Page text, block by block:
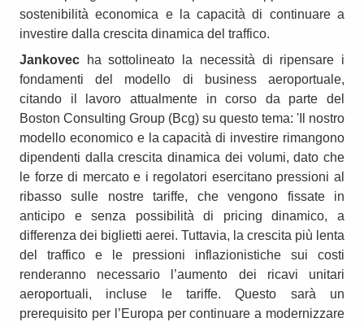
sostenibilità economica e la capacità di continuare a
investire dalla crescita dinamica del traffico.
Jankovec
ha sottolineato la necessità di ripensare i
fondamenti del modello di business aeroportuale,
citando il lavoro attualmente in corso da parte del
Boston Consulting Group (Bcg) su questo tema: 'Il nostro
modello economico e la capacità di investire rimangono
dipendenti dalla crescita dinamica dei volumi, dato che
le forze di mercato e i regolatori esercitano pressioni al
ribasso sulle nostre tariffe, che vengono fissate in
anticipo e senza possibilità di pricing dinamico, a
differenza dei biglietti aerei. Tuttavia, la crescita più lenta
del traffico e le pressioni inflazionistiche sui costi
renderanno necessario l’aumento dei ricavi unitari
aeroportuali, incluse le tariffe. Questo sarà un
prerequisito per l’Europa per continuare a modernizzare